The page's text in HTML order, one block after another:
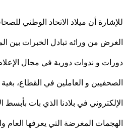
أن ميلاد الاتحاد الوطني للصحافة
من ورائه تبادل الخبرات بين المواقع
و ندوات دورية في مجال الإعلام
و العاملين في القطاع، بغية
في بلادنا الذي بات بأبسط
المغرضة التي يعرفها العام